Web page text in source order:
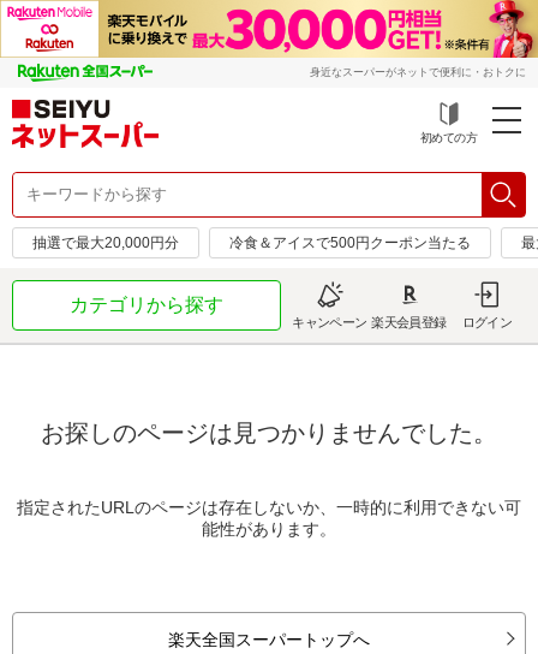
身近なスーパーがネットで便利に・おトクに
初めての方
抽選で最大20,000円分 冷食＆アイスで500円クーポン当たる
カテゴリから探す
キャンペーン 楽天会員登録 ログイン
お探しのページは見つかりませんでした。
指定されたURLのページは存在しないか、一時的に利用できない可
能性があります。
楽天全国スーパートップへ